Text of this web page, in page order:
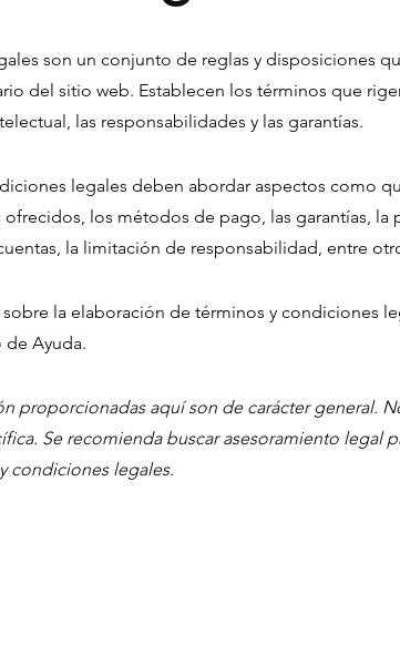
son un conjunto de reglas y disposiciones
del sitio web. Establecen los términos que
las responsabilidades y las garantías.
legales deben abordar aspectos como
los métodos de pago, las garantías, la
la limitación de responsabilidad, entre
la elaboración de términos y condiciones
de Ayuda.
proporcionadas aquí son de carácter general.
Se recomienda buscar asesoramiento legal
condiciones legales.